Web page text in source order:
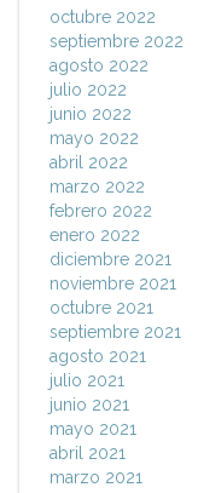
octubre 2022
septiembre 2022
agosto 2022
julio 2022
junio 2022
mayo 2022
abril 2022
marzo 2022
febrero 2022
enero 2022
diciembre 2021
noviembre 2021
octubre 2021
septiembre 2021
agosto 2021
julio 2021
junio 2021
mayo 2021
abril 2021
marzo 2021